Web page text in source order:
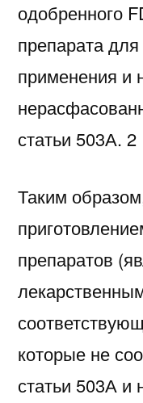
одобренного
препарата
применения и
статьи 503А. 2
Таким
препаратов
которые не
статьи 503А и